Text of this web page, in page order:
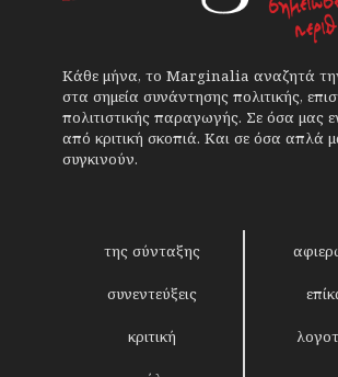
Κάθε μήνα, το Marginalia αναζητά
στα σημεία συνάντησης πολιτικής,
πολιτιστικής παραγωγής. Σε όσα μας
από κριτική σκοπιά. Και σε όσα απλά
συγκινούν.
της σύνταξης
συνεντεύξεις
κριτική